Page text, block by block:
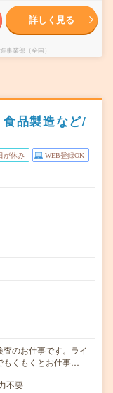
詳しく見る
業部（全国）
食品製造など/
が休み WEB登録OK
のお仕事です。ライ
もくもくとお仕事…
不要